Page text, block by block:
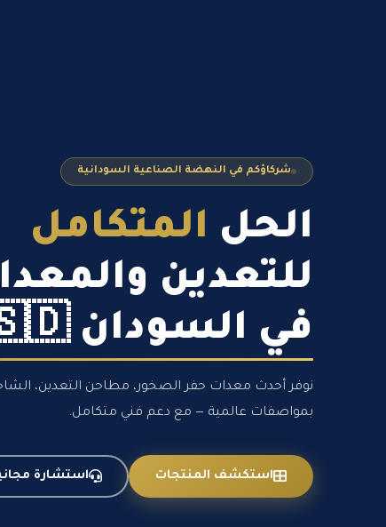
شركاؤكم في النهضة الصناعية السودانية
الحل المتكامل
للتعدين
في السودان 🇸🇩
نوفر أحدث معدات حفر الصخور، مطاحن التعدين،
بمواصفات عالمية — مع دعم فني متكامل.
استكشف المنتجات استشارة